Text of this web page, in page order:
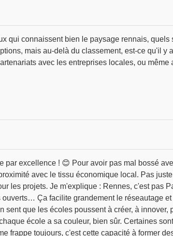
qui connaissent bien le paysage rennais,
mais au-delà du classement, est-ce qu'il y
avec les entreprises locales, ou
excellence ! 😊 Pour avoir pas mal bossé
avec le tissu économique local. Pas
les projets. Je m'explique : Rennes, c'est pas
Ça facilite grandement le réseautage
sent que les écoles poussent à créer, à
école a sa couleur, bien sûr. Certaines
frappe toujours, c'est cette capacité à former